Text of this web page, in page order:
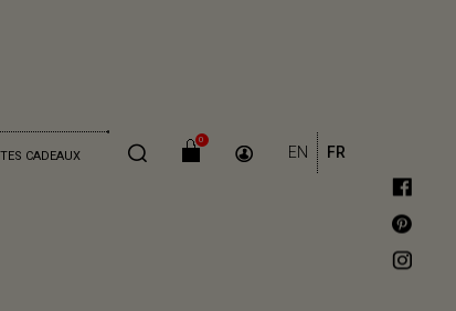
CADEAUX
0
EN FR